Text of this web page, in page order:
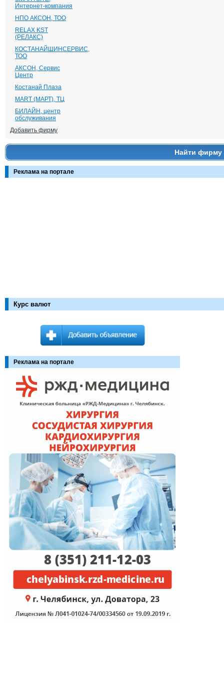
Интернет-компания
НПО АКСОН, ТОО
RELAX KST
(РЕЛАКС)
КОСТАНАЙШИНСЕРВИС,
ТОО
АКСОН, Сервис
Центр
Костанай Плаза
MART (МАРТ), ТЦ
БИЛАЙН, центр
обслуживания
Добавить фирму
Найти фирму
Реклама на портале
Курс валют
Реклама на портале